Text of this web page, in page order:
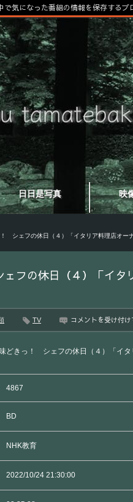
日日是写真 映
で気になった番組の情報を保存するブ
シェフの休日（４）「イタリア料理店オー
フの休日（４）「イ
TV
趣
味
き
料
コメントを受け付
どきっ！ シェフの休日（４）「イ
4867
BD
NHK教育
2022/10/24 21:30:00